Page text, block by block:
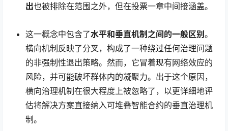
出也被排除在范围之外，但在投票一章中间接涵盖。
这一概念中包含了水平和垂直机制之间的一般区别。
横向机制反映了分叉，构成了一种绕过任何治理问题
的非强制性退出策略。然而，它冒着现有网络效应的
风险，并可能破坏群体内的凝聚力。出于这个原因，
横向治理机制在很大程度上被忽略了，以更详细地评
估将解决方案直接纳入可堆叠智能合约的垂直治理机
制。